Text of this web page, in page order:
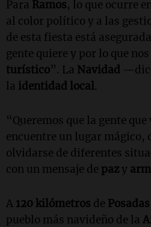
Para Ramos, lo que ocurre
al color político y a las
de esta fiesta está
gente quiere y por lo que
turístico”. La Navidad
la identidad local.
“Queremos que la gente que
encuentre un lugar mágico,
olvidarse de diferentes
con un mensaje de pazy
A 120 kilómetros de Posadas
pueblo más navideño de la